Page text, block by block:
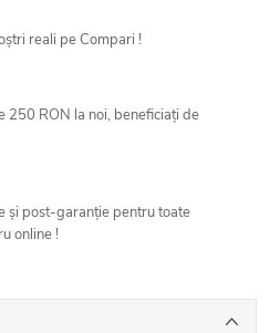
reali pe Compari !
250 RON la noi, beneficiați de
și post-garanție pentru toate
online !